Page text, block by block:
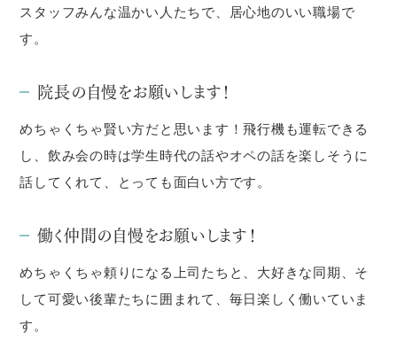
スタッフみんな温かい人たちで、居心地のいい職場で
す。
院長の自慢をお願いします！
めちゃくちゃ賢い方だと思います！飛行機も運転できる
し、飲み会の時は学生時代の話やオペの話を楽しそうに
話してくれて、とっても面白い方です。
働く仲間の自慢をお願いします！
めちゃくちゃ頼りになる上司たちと、大好きな同期、そ
して可愛い後輩たちに囲まれて、毎日楽しく働いていま
す。